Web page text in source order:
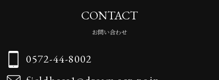
CONTACT
お問い合わせ
0572-44-8002